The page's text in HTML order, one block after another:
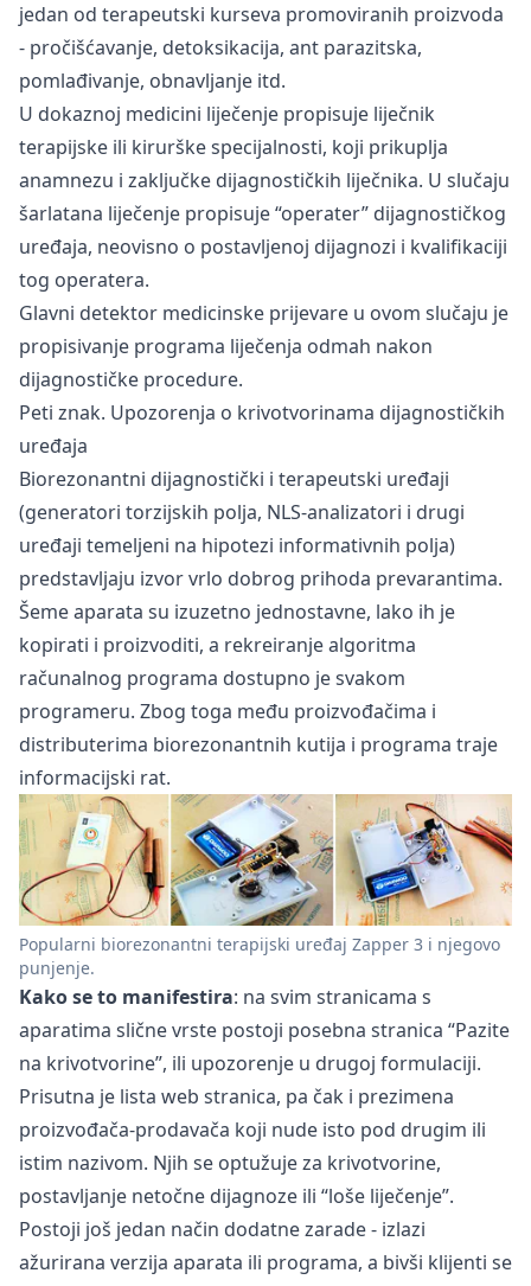
jedan od terapeutski kurseva promoviranih proizvoda
- pročišćavanje, detoksikacija, ant parazitska,
pomlađivanje, obnavljanje itd.
U dokaznoj medicini liječenje propisuje liječnik
terapijske ili kirurške specijalnosti, koji prikuplja
anamnezu i zaključke dijagnostičkih liječnika. U slučaju
šarlatana liječenje propisuje “operater” dijagnostičkog
uređaja, neovisno o postavljenoj dijagnozi i kvalifikaciji
tog operatera.
Glavni detektor medicinske prijevare u ovom slučaju je
propisivanje programa liječenja odmah nakon
dijagnostičke procedure.
Peti znak. Upozorenja o krivotvorinama dijagnostičkih
uređaja
Biorezonantni dijagnostički i terapeutski uređaji
(generatori torzijskih polja, NLS-analizatori i drugi
uređaji temeljeni na hipotezi informativnih polja)
predstavljaju izvor vrlo dobrog prihoda prevarantima.
Šeme aparata su izuzetno jednostavne, lako ih je
kopirati i proizvoditi, a rekreiranje algoritma
računalnog programa dostupno je svakom
programeru. Zbog toga među proizvođačima i
distributerima biorezonantnih kutija i programa traje
informacijski rat.
Popularni biorezonantni terapijski uređaj Zapper 3 i njegovo
punjenje.
Kako se to manifestira: na svim stranicama s
aparatima slične vrste postoji posebna stranica “Pazite
na krivotvorine”, ili upozorenje u drugoj formulaciji.
Prisutna je lista web stranica, pa čak i prezimena
proizvođača-prodavača koji nude isto pod drugim ili
istim nazivom. Njih se optužuje za krivotvorine,
postavljanje netočne dijagnoze ili “loše liječenje”.
Postoji još jedan način dodatne zarade - izlazi
ažurirana verzija aparata ili programa, a bivši klijenti se